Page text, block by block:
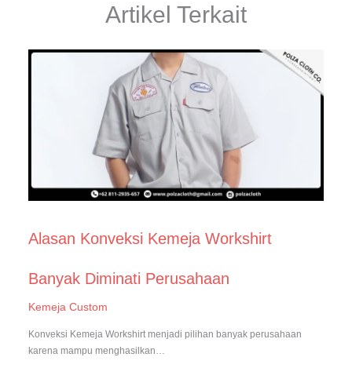
Artikel Terkait
Alasan Konveksi Kemeja Workshirt
Banyak Diminati Perusahaan
Kemeja Custom
Konveksi Kemeja Workshirt menjadi pilihan banyak perusahaan
karena mampu menghasilkan…